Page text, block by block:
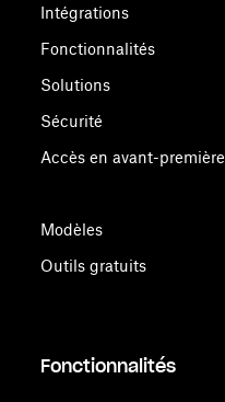
Intégrations
Fonctionnalités
Solutions
Sécurité
Accès en avant-première
Modèles
Outils gratuits
Fonctionnalités